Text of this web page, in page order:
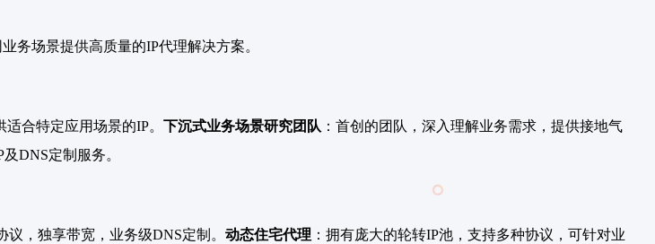
务场景提供高质量的IP代理解决方案。
合特定应用场景的IP。 下沉式业务场景研究团队 ：首创的团队，深入理解业务需求，提供接地气
DNS定制服务。
，独享带宽，业务级DNS定制。 动态住宅代理 ：拥有庞大的轮转IP池，支持多种协议，可针对业